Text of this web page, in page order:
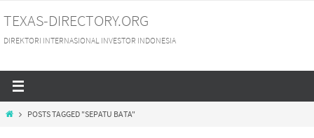
to
content
TEXAS-DIRECTORY.ORG
DIREKTORI INTERNASIONAL INVESTOR INDONESIA
HOMEPOSTS TAGGED "SEPATU BATA"